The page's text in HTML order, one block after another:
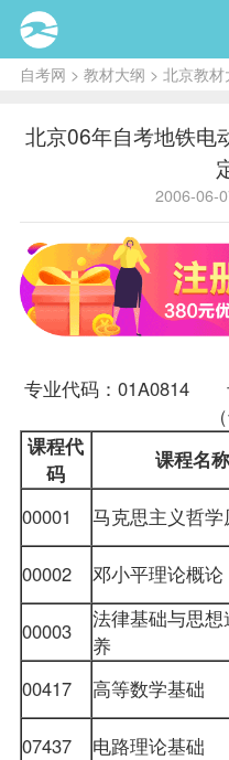
自考网 > 教材大纲 > 北京教材
北京06年自考地铁电
2006-06-
专业代码：01A0814
课程代
码
课程名称
00001 马克思主义哲
00002 邓小平理论概论
00003 法律基础与思想
养
00417 高等数学基础
07437 电路理论基础